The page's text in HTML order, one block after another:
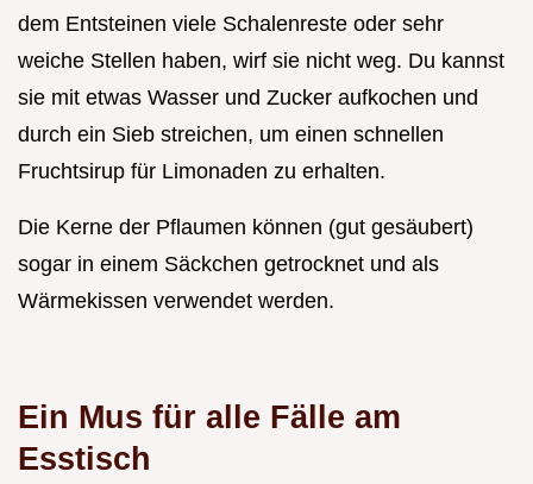
dem Entsteinen viele Schalenreste oder sehr
weiche Stellen haben, wirf sie nicht weg. Du kannst
sie mit etwas Wasser und Zucker aufkochen und
durch ein Sieb streichen, um einen schnellen
Fruchtsirup für Limonaden zu erhalten.
Die Kerne der Pflaumen können (gut gesäubert)
sogar in einem Säckchen getrocknet und als
Wärmekissen verwendet werden.
Ein Mus für alle Fälle am
Esstisch